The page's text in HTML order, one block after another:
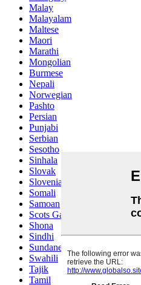
Malay
Malayalam
Maltese
Maori
Marathi
Mongolian
Burmese
Nepali
Norwegian
Pashto
Persian
Punjabi
Serbian
Sesotho
Sinhala
Slovak
Slovenian
Somali
Samoan
Scots Gaelic
Shona
Sindhi
Sundanese
Swahili
Tajik
Tamil